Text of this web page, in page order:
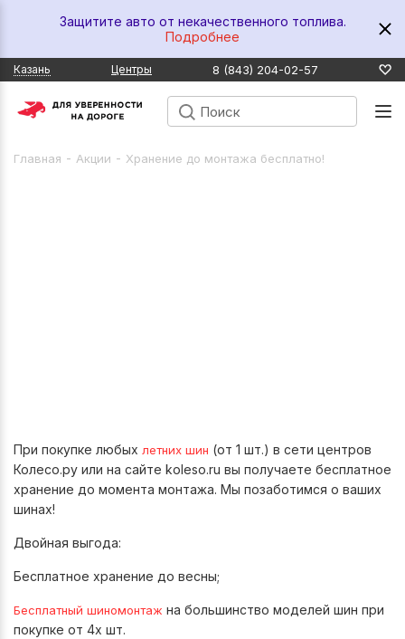
Защитите авто от некачественного топлива.
Подробнее
Казань Центры 8 (843) 204-02-57
Главная - Акции - Хранение до монтажа бесплатно!
При покупке любых летних шин (от 1 шт.) в сети центров
Колесо.ру или на сайте koleso.ru вы получаете бесплатное
хранение до момента монтажа. Мы позаботимся о ваших
шинах!
Двойная выгода:
Бесплатное хранение до весны;
Бесплатный шиномонтаж на большинство моделей шин при
покупке от 4х шт.